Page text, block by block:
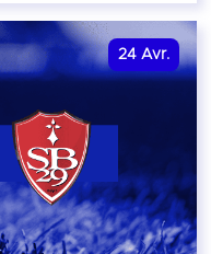
24 Avr.